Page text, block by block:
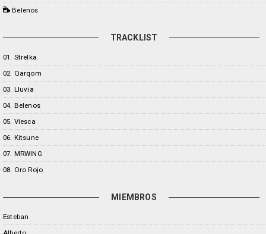
Belenos
TRACKLIST
01. Strelka
02. Qarqom
03. Lluvia
04. Belenos
05. Viesca
06. Kitsune
07. MRWING
08. Oro Rojo
MIEMBROS
Esteban